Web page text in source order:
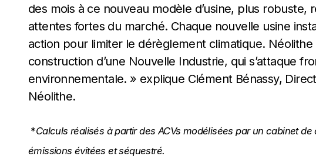
des mois à ce nouveau modèle d’usine, plus robuste,
attentes fortes du marché. Chaque nouvelle usine
action pour limiter le dérèglement climatique. Néolithe
construction d’une Nouvelle Industrie, qui s’attaque
environnementale. » explique Clément Bénassy,
Néolithe.
*Calculs réalisés à partir des ACVs modélisées par un cabinet
émissions évitées et séquestré.